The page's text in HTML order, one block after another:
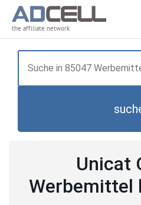
the affiliate network
Unicat
Werbemittel